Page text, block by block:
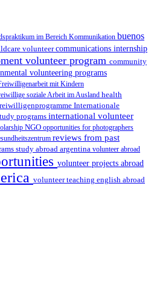
im Bereich Kommunikation buenos
volunteercommunications internship
volunteer program community
volunteering programs
mit Kindern
soziale Arbeit im Ausland health
Internationale
programsinternational volunteer
NGO opportunities for photographers
reviews from past
study abroad argentina volunteer abroad
volunteer projects abroad
volunteer teaching english abroad